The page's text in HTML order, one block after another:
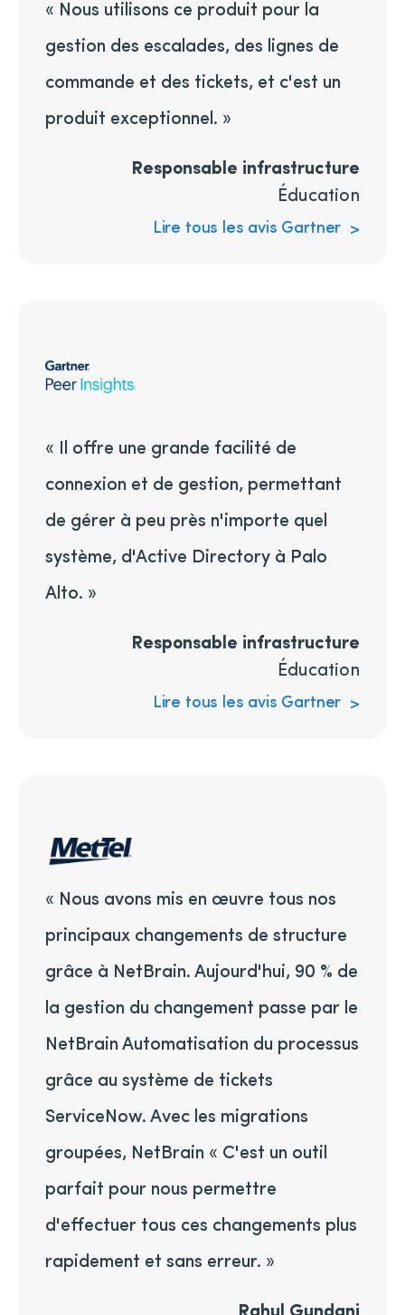
« Nous utilisons ce produit pour la
gestion des escalades, des lignes de
commande et des tickets, et c'est un
produit exceptionnel. »
Responsable infrastructure
Éducation
Lire tous les avis Gartner
« Il offre une grande facilité de
connexion et de gestion, permettant
de gérer à peu près n'importe quel
système, d'Active Directory à Palo
Alto. »
Responsable infrastructure
Éducation
Lire tous les avis Gartner
« Nous avons mis en œuvre tous nos
principaux changements de structure
grâce à NetBrain. Aujourd'hui, 90 % de
la gestion du changement passe par le
NetBrain Automatisation du processus
grâce au système de tickets
ServiceNow. Avec les migrations
groupées, NetBrain « C'est un outil
parfait pour nous permettre
d'effectuer tous ces changements plus
rapidement et sans erreur. »
Rahul Gundani